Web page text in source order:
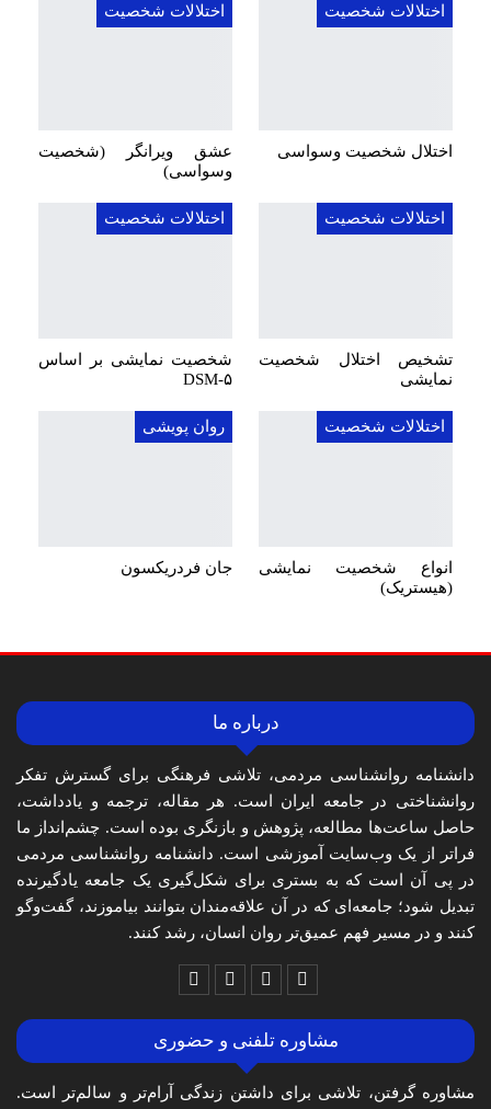
اختلالات شخصیت
اختلال شخصیت وسواسی
اختلالات شخصیت
عشق ویرانگر (شخصیت
وسواسی)
اختلالات شخصیت
تشخیص اختلال شخصیت
نمایشی
اختلالات شخصیت
شخصیت نمایشی بر اساس
DSM-۵
اختلالات شخصیت
انواع شخصیت نمایشی
(هیستریک)
روان پویشی
جان فردریکسون
درباره ما
دانشنامه روانشناسی مردمی، تلاشی فرهنگی برای گسترش تفکر
روانشناختی در جامعه ایران است. هر مقاله، ترجمه و یادداشت،
حاصل ساعت‌ها مطالعه، پژوهش و بازنگری بوده است. چشم‌انداز ما
فراتر از یک وب‌سایت آموزشی است. دانشنامه روانشناسی مردمی
در پی آن است که به بستری برای شکل‌گیری یک جامعه یادگیرنده
تبدیل شود؛ جامعه‌ای که در آن علاقه‌مندان بتوانند بیاموزند، گفت‌وگو
کنند و در مسیر فهم عمیق‌تر روان انسان، رشد کنند.
مشاوره تلفنی و حضوری
مشاوره گرفتن، تلاشی برای داشتن زندگی آرام‌تر و سالم‌تر است.